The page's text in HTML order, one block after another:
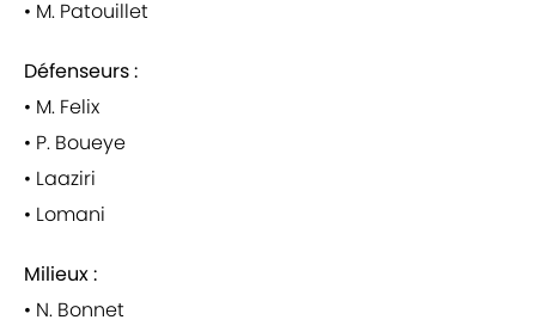
• M. Patouillet
Défenseurs :
• M. Felix
• P. Boueye
• Laaziri
• Lomani
Milieux :
• N. Bonnet